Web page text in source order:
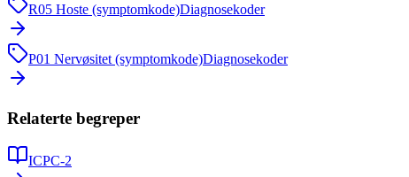
R05 Hoste (symptomkode)Diagnosekoder
P01 Nervøsitet (symptomkode)Diagnosekoder
Relaterte begreper
ICPC-2